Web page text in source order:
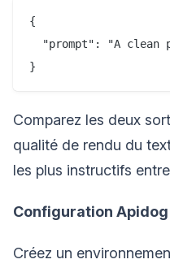
{
"prompt": "A clean
Comparez les deux
qualité de rendu du
les plus instructifs
Configuration Apidog
Créez un